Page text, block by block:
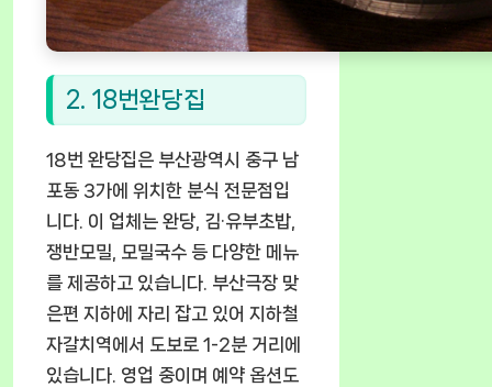
2. 18번완당집
18번 완당집은 부산광역시 중구 남
포동 3가에 위치한 분식 전문점입
니다. 이 업체는 완당, 김·유부초밥,
쟁반모밀, 모밀국수 등 다양한 메뉴
를 제공하고 있습니다. 부산극장 맞
은편 지하에 자리 잡고 있어 지하철
자갈치역에서 도보로 1-2분 거리에
있습니다. 영업 중이며 예약 옵션도